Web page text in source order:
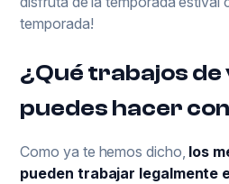
temporada!
¿Qué trabajos
puedes hacer
Como ya te hemos dicho, los
pueden trabajar legalmente